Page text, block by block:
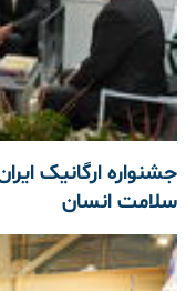
سلامت انسان